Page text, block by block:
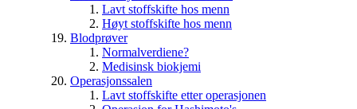
Lavt stoffskifte hos menn
Høyt stoffskifte hos menn
Blodprøver
Normalverdiene?
Medisinsk biokjemi
Operasjonssalen
Lavt stoffskifte etter operasjonen